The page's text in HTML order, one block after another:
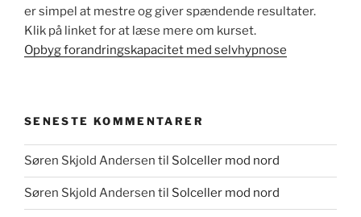
er simpel at mestre og giver spændende resultater.
Klik på linket for at læse mere om kurset.
Opbyg forandringskapacitet med selvhypnose
SENESTE KOMMENTARER
Søren Skjold Andersen til Solceller mod nord
Søren Skjold Andersen til Solceller mod nord